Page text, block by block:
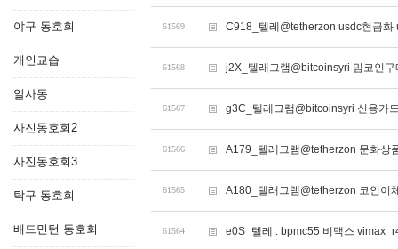
야구 동호회
개인교습
알사동
사진동호회2
사진동호회3
탁구 동호회
배드민턴 동호회
61569 C918_텔레@tetherzon usdc현금화
61568 j2X_텔래그램@bitcoinsyri 밈코인
61567 g3C_텔레그램@bitcoinsyri 신용카
61566 A179_텔레그램@tetherzon 문화상
61565 A180_텔래그램@tetherzon 코인이
61564 e0S_텔레 : bpmc55 비맥스